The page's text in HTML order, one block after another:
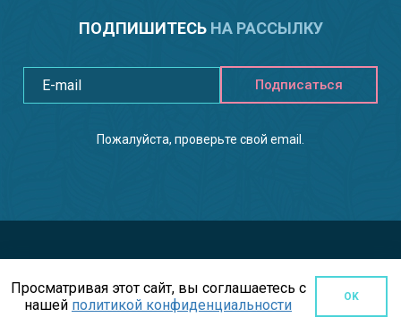
ПОДПИШИТЕСЬ НА РАССЫЛКУ
Подписаться
Пожалуйста, проверьте свой email.
Просматривая этот сайт, вы соглашаетесь с
нашей политикой конфиденциальности OK